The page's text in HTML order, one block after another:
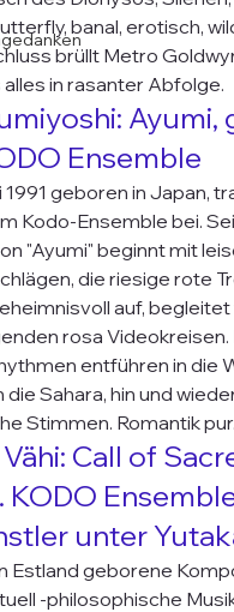
banal, erotisch,
brüllt Metro
alles in rasanter Abfolge.
Ayumi,
Ensemble
geboren in Japan,
Kodo-Ensemble bei.
"Ayumi" beginnt mit
die riesige rote
auf, begleitet
rosa Videokreisen.
entführen in die
die Sahara, hin und
Stimmen. Romantik pur.
Call of
KODO
unter
Estland geborene
-philosophische